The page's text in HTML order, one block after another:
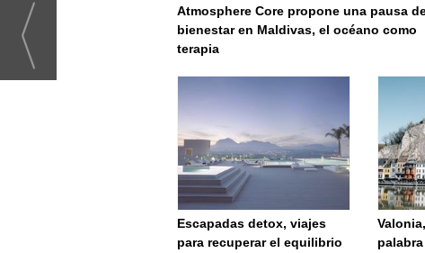
Atmosphere Core propone una pausa
bienestar en Maldivas, el océano como
terapia
Escapadas detox, viajes
para recuperar el equilibrio